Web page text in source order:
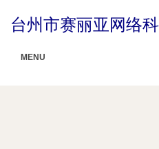
台州市赛丽亚网络
MENU